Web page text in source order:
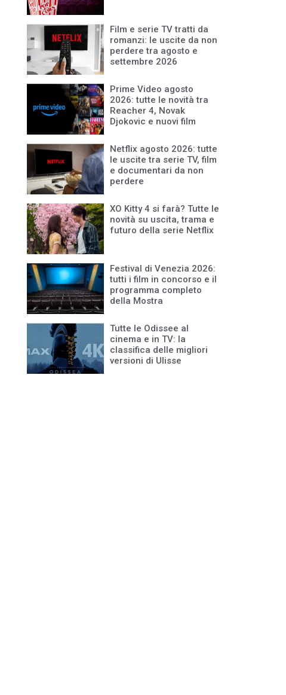
Film e serie TV tratti da
romanzi: le uscite da non
perdere tra agosto e
settembre 2026
Prime Video agosto
2026: tutte le novità tra
Reacher 4, Novak
Djokovic e nuovi film
Netflix agosto 2026: tutte
le uscite tra serie TV, film
e documentari da non
perdere
XO Kitty 4 si farà? Tutte le
novità su uscita, trama e
futuro della serie Netflix
Festival di Venezia 2026:
tutti i film in concorso e il
programma completo
della Mostra
Tutte le Odissee al
cinema e in TV: la
classifica delle migliori
versioni di Ulisse